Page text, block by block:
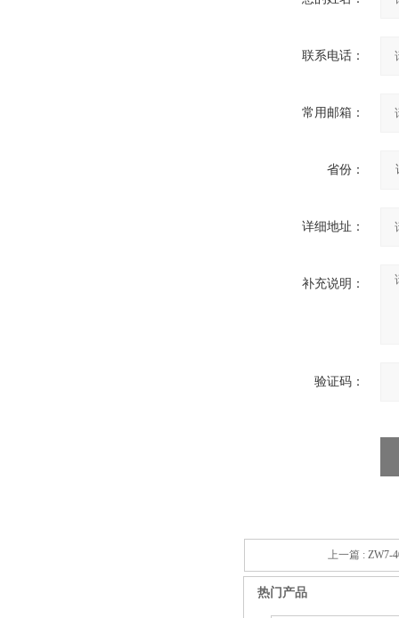
联系电话：
常用邮箱：
省份：
详细地址：
补充说明：
验证码：
上一篇 : ZW7-
热门产品